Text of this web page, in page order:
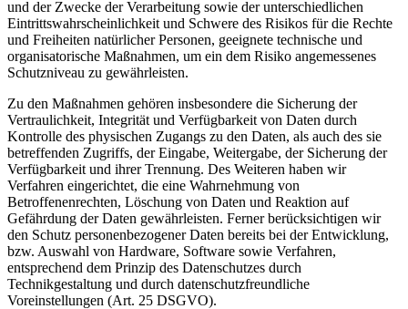
und der Zwecke der Verarbeitung sowie der unterschiedlichen
Eintrittswahrscheinlichkeit und Schwere des Risikos für die Rechte
und Freiheiten natürlicher Personen, geeignete technische und
organisatorische Maßnahmen, um ein dem Risiko angemessenes
Schutzniveau zu gewährleisten.
Zu den Maßnahmen gehören insbesondere die Sicherung der
Vertraulichkeit, Integrität und Verfügbarkeit von Daten durch
Kontrolle des physischen Zugangs zu den Daten, als auch des sie
betreffenden Zugriffs, der Eingabe, Weitergabe, der Sicherung der
Verfügbarkeit und ihrer Trennung. Des Weiteren haben wir
Verfahren eingerichtet, die eine Wahrnehmung von
Betroffenenrechten, Löschung von Daten und Reaktion auf
Gefährdung der Daten gewährleisten. Ferner berücksichtigen wir
den Schutz personenbezogener Daten bereits bei der Entwicklung,
bzw. Auswahl von Hardware, Software sowie Verfahren,
entsprechend dem Prinzip des Datenschutzes durch
Technikgestaltung und durch datenschutzfreundliche
Voreinstellungen (Art. 25 DSGVO).